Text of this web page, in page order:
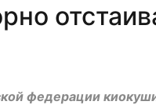
федерации